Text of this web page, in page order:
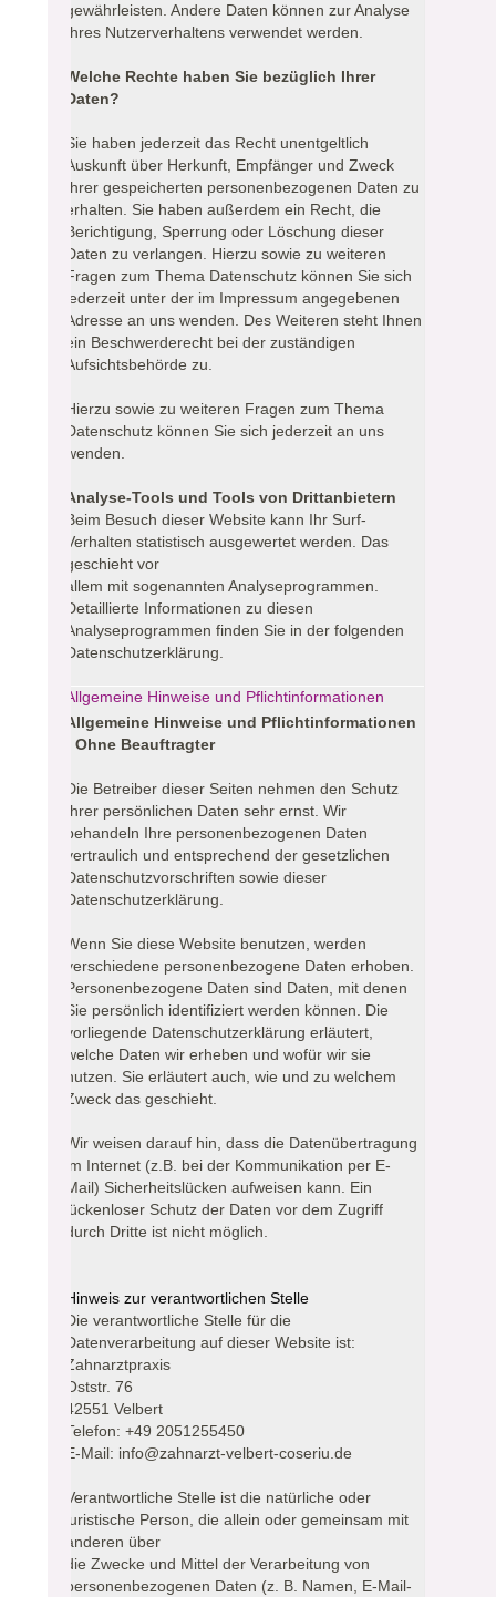
gewährleisten. Andere Daten können zur Analyse
Ihres Nutzerverhaltens verwendet werden.
Welche Rechte haben Sie bezüglich Ihrer
Daten?
Sie haben jederzeit das Recht unentgeltlich
Auskunft über Herkunft, Empfänger und Zweck
Ihrer gespeicherten personenbezogenen Daten zu
erhalten. Sie haben außerdem ein Recht, die
Berichtigung, Sperrung oder Löschung dieser
Daten zu verlangen. Hierzu sowie zu weiteren
Fragen zum Thema Datenschutz können Sie sich
jederzeit unter der im Impressum angegebenen
Adresse an uns wenden. Des Weiteren steht Ihnen
ein Beschwerderecht bei der zuständigen
Aufsichtsbehörde zu.
Hierzu sowie zu weiteren Fragen zum Thema
Datenschutz können Sie sich jederzeit an uns
wenden.
Analyse-Tools und Tools von Drittanbietern
Beim Besuch dieser Website kann Ihr Surf-
Verhalten statistisch ausgewertet werden. Das
geschieht vor
allem mit sogenannten Analyseprogrammen.
Detaillierte Informationen zu diesen
Analyseprogrammen finden Sie in der folgenden
Datenschutzerklärung.
Allgemeine Hinweise und Pflichtinformationen
Allgemeine Hinweise und Pflichtinformationen
- Ohne Beauftragter
Die Betreiber dieser Seiten nehmen den Schutz
Ihrer persönlichen Daten sehr ernst. Wir
behandeln Ihre personenbezogenen Daten
vertraulich und entsprechend der gesetzlichen
Datenschutzvorschriften sowie dieser
Datenschutzerklärung.
Wenn Sie diese Website benutzen, werden
verschiedene personenbezogene Daten erhoben.
Personenbezogene Daten sind Daten, mit denen
Sie persönlich identifiziert werden können. Die
vorliegende Datenschutzerklärung erläutert,
welche Daten wir erheben und wofür wir sie
nutzen. Sie erläutert auch, wie und zu welchem
Zweck das geschieht.
Wir weisen darauf hin, dass die Datenübertragung
im Internet (z.B. bei der Kommunikation per E-
Mail) Sicherheitslücken aufweisen kann. Ein
lückenloser Schutz der Daten vor dem Zugriff
durch Dritte ist nicht möglich.
Hinweis zur verantwortlichen Stelle
Die verantwortliche Stelle für die
Datenverarbeitung auf dieser Website ist:
Zahnarztpraxis
Oststr. 76
42551 Velbert
Telefon: +49 2051255450
E-Mail: info@zahnarzt-velbert-coseriu.de
Verantwortliche Stelle ist die natürliche oder
juristische Person, die allein oder gemeinsam mit
anderen über
die Zwecke und Mittel der Verarbeitung von
personenbezogenen Daten (z. B. Namen, E-Mail-